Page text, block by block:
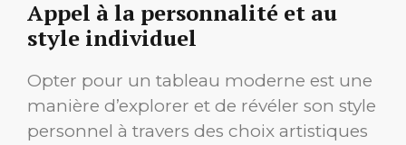
Appel à la personnalité et au
style individuel
Opter pour un tableau moderne est une
manière d’explorer et de révéler son style
personnel à travers des choix artistiques